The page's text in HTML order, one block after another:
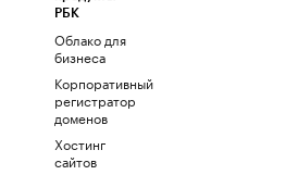
РБК
Облако для
бизнеса
Корпоративный
регистратор
доменов
Хостинг
сайтов